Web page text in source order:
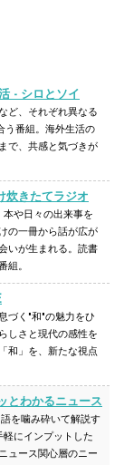
- シロとソイ
ど、それぞれ異なる
う番組。海外生活の
で、共感と気づきが
炊きたてラジオ
や日々の出来事を
の一冊から話が広が
いが生まれる。読書
組。
づく"和"の魅力をひ
しさと現代の感性を
和」を、新たな視点
とわかるニュース
を噛み砕いて解説す
軽にインプットした
ュース関心層のニー